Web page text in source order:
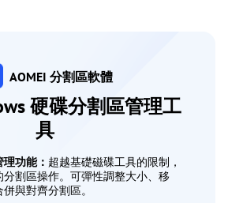
AOMEI 分割區軟體
硬碟分割區管理工
具
功能： 超越基礎磁碟工具的限制，
分割區操作。可彈性調整大小、移
與對齊分割區。